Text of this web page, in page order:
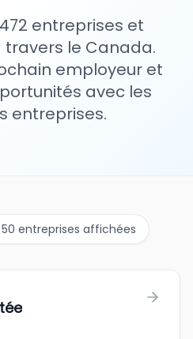
entreprises et
le Canada.
employeur et
avec les
entreprises.
50 entreprises affichées